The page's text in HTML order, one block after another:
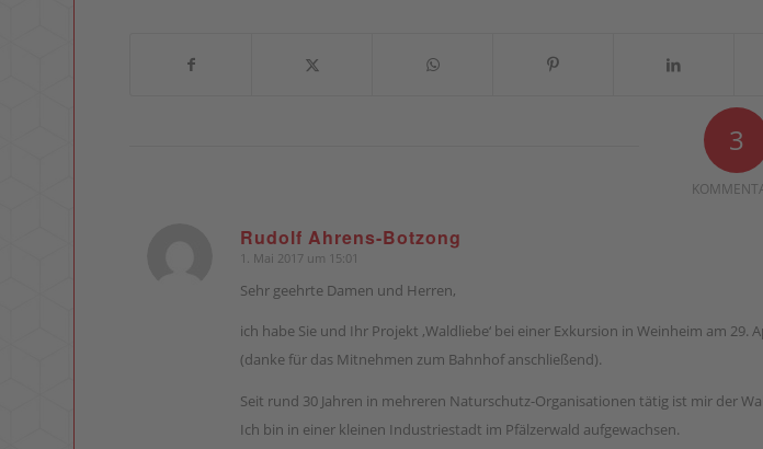
3
Rudolf Ahrens-Botzong
sagte:
1. Mai 2017 um 15:01
Sehr geehrte Damen und Herren,
ich habe Sie und Ihr Projekt ‚Waldliebe‘ bei einer Exkursion in Weinheim am 29.
(danke für das Mitnehmen zum Bahnhof anschließend).
Seit rund 30 Jahren in mehreren Naturschutz-Organisationen tätig ist mir der
Ich bin in einer kleinen Industriestadt im Pfälzerwald aufgewachsen.